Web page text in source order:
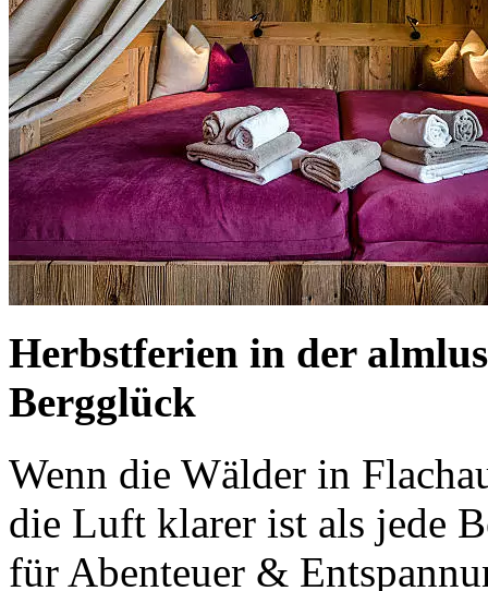
Herbstferien in der
Bergglück
Wenn die Wälder in
die Luft klarer ist als jede
für Abenteuer &